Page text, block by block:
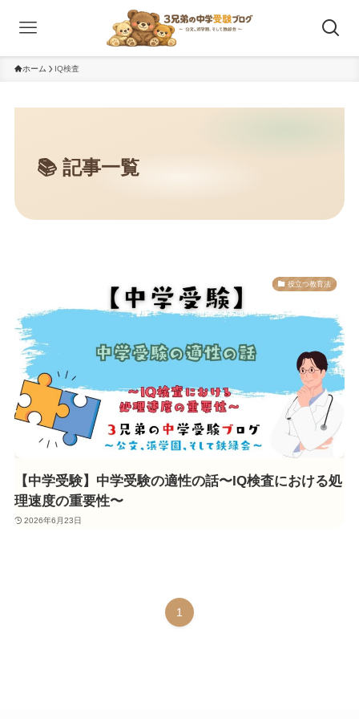
ホーム IQ検査
役立つ教育法
【中学受験】中学受験の適性の話〜IQ検査における処
理速度の重要性〜
2026年6月23日
1